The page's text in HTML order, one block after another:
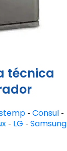
técnica
- Consul-
- LG - Samsung